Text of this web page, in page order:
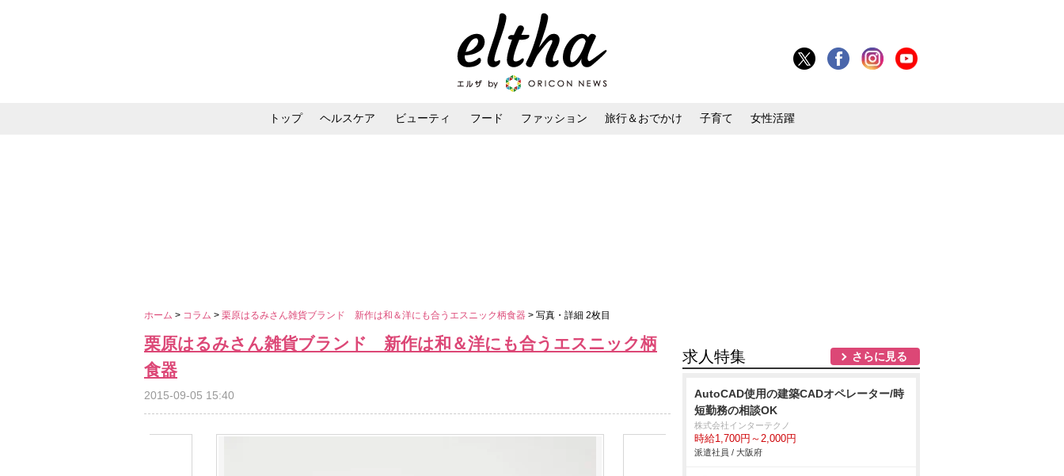
トップ ヘルスケア ビューティ フード ファッション 旅行＆おでかけ 子育て 女性活躍
ホーム > コラム > 栗原はるみさん雑貨ブランド 新作は和＆洋にも合うエスニック柄食器 > 写真・詳細 2枚目
栗原はるみさん雑貨ブランド 新作は和＆洋にも合うエスニック柄
食器
2015-09-05 15:40
求人特集 さらに見る
AutoCAD使用の建築CADオペレーター/時
短勤務の相談OK
株式会社インターテクノ
時給1,700円～2,000円
派遣社員 / 大阪府